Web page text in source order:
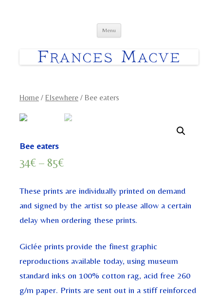
Menu
Home / Elsewhere / Bee eaters
Bee eaters
34€ – 85€
These prints are individually printed on demand
and signed by the artist so please allow a certain
delay when ordering these prints.
Giclée prints provide the finest graphic
reproductions available today, using museum
standard inks on 100% cotton rag, acid free 260
g/m paper. Prints are sent out in a stiff reinforced